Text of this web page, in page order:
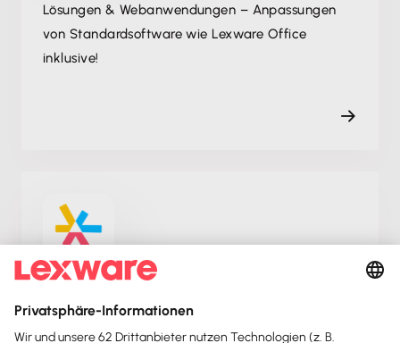
Lösungen & Webanwendungen – Anpassungen
von Standardsoftware wie Lexware Office
inklusive!
Lyria verbindet Projektarbeit, Teamwork,